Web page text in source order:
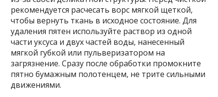
рекомендуется расчесать ворс мягкой щеткой,
чтобы вернуть ткань в исходное состояние. Для
удаления пятен используйте раствор из одной
части уксуса и двух частей воды, нанесенный
мягкой губкой или пульверизатором на
загрязнение. Сразу после обработки промокните
пятно бумажным полотенцем, не трите сильными
движениями.